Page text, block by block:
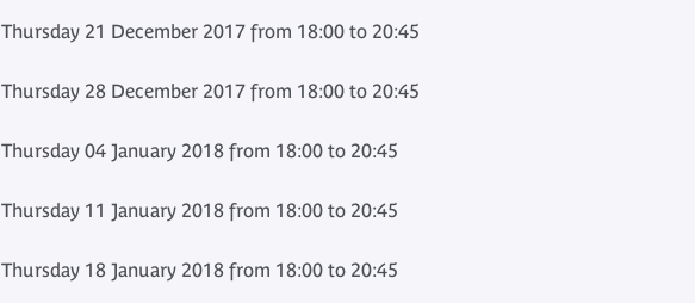
Thursday 21 December 2017 from 18:00 to 20:45
Thursday 28 December 2017 from 18:00 to 20:45
Thursday 04 January 2018 from 18:00 to 20:45
Thursday 11 January 2018 from 18:00 to 20:45
Thursday 18 January 2018 from 18:00 to 20:45